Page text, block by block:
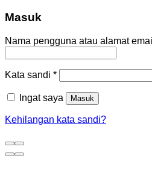
Masuk
Nama pengguna atau alamat email
Kata sandi *
Ingat saya Masuk
Kehilangan kata sandi?